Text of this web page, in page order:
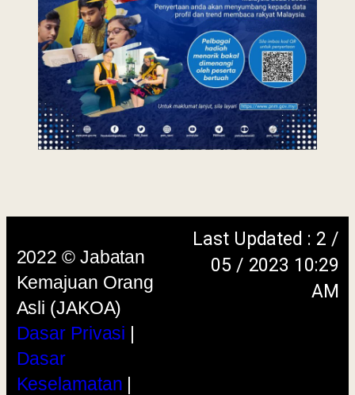
browser versi terkini dengan
skrin beresolusi 1280 x 1024 piksel